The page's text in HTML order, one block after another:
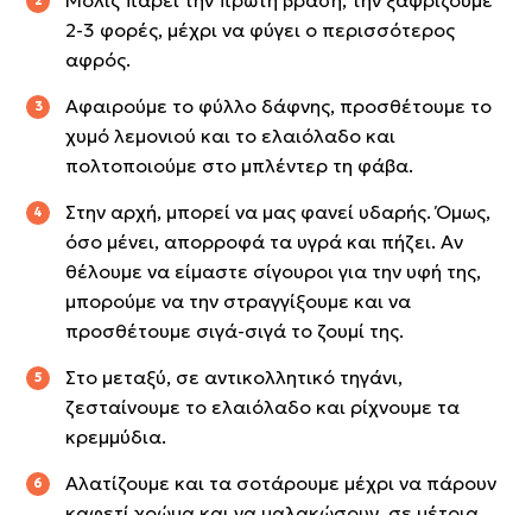
2-3 φορές, μέχρι να φύγει ο περισσότερος
αφρός.
Αφαιρούμε το φύλλο δάφνης, προσθέτουμε το
χυμό λεμονιού και το ελαιόλαδο και
πολτοποιούμε στο μπλέντερ τη φάβα.
Στην αρχή, μπορεί να μας φανεί υδαρής. Όμως,
όσο μένει, απορροφά τα υγρά και πήζει. Αν
θέλουμε να είμαστε σίγουροι για την υφή της,
μπορούμε να την στραγγίξουμε και να
προσθέτουμε σιγά-σιγά το ζουμί της.
Στο μεταξύ, σε αντικολλητικό τηγάνι,
ζεσταίνουμε το ελαιόλαδο και ρίχνουμε τα
κρεμμύδια.
Αλατίζουμε και τα σοτάρουμε μέχρι να πάρουν